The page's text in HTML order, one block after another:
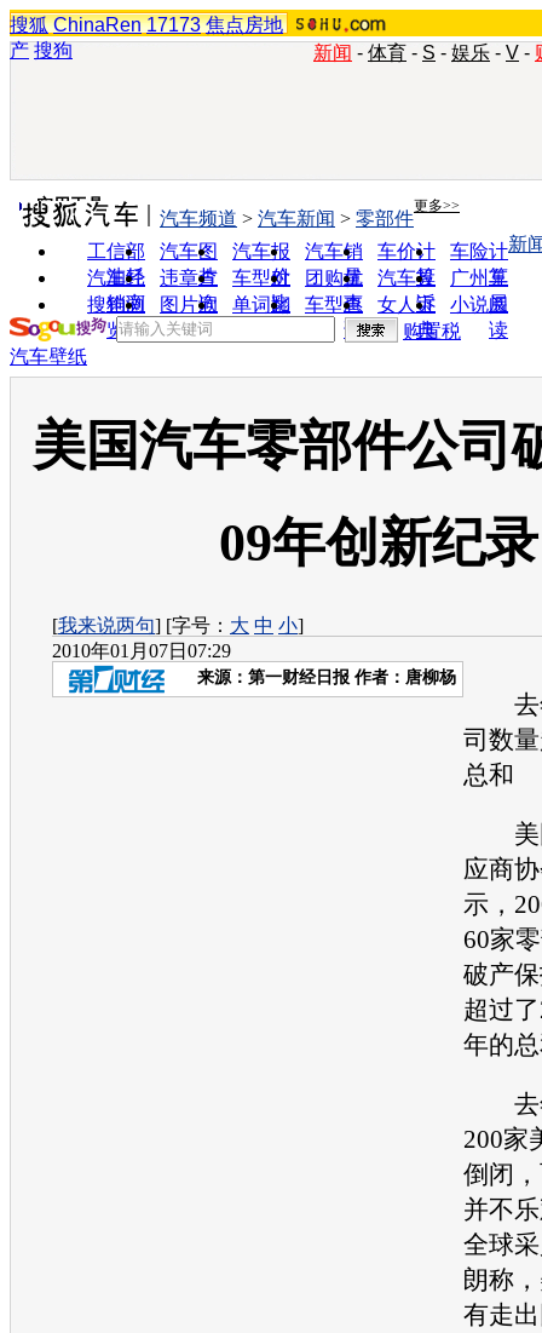
搜狐 ChinaRen 17173 焦点房地
产 搜狗 新闻 - 体育 - S - 娱乐 - V -
实用工具 更多>>
工信部
油耗
汽车图
片
汽车报
价
汽车销
量
车价计
算
车险计
算
汽车经
销商
违章查
询
车型对
比
团购优
惠
汽车投
诉
广州车
展
搜狗浏
览器
图片欣
赏
单词翻
车型查
询
女人宝
典
小说阅
读
汽车频道 > 汽车新闻 > 零部件
新
购置税
汽车壁纸
美国汽车零部件公司
09年创新纪录
[我来说两句] [字号： 大 中 小]
2010年01月07日07:29
来源： 第一财经日报 作者：唐柳杨
去
司数
总和
美
应商
示，
60家
破产
超过
年的
去
200家
倒闭
并不
全球
朗称
有走